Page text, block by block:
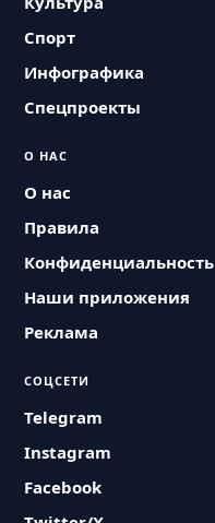
Спорт
Инфографика
Спецпроекты
О НАС
О нас
Правила
Конфиденциальность
Наши приложения
Реклама
СОЦСЕТИ
Telegram
Instagram
Facebook